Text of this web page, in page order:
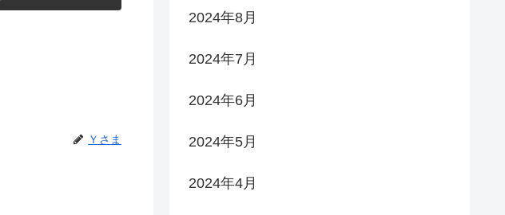
Ｙさま
2024年8月
2024年7月
2024年6月
2024年5月
2024年4月